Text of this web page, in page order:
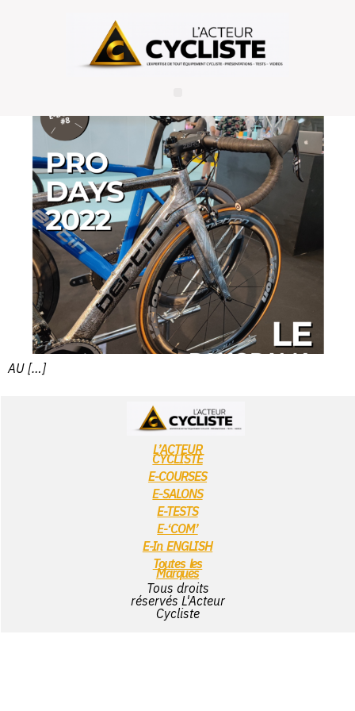
AU […]
L’ACTEUR
CYCLISTE
E-COURSES
E-SALONS
E-TESTS
E-‘COM’
E-In ENGLISH
Toutes les
Marques
Tous droits
réservés L'Acteur
Cycliste